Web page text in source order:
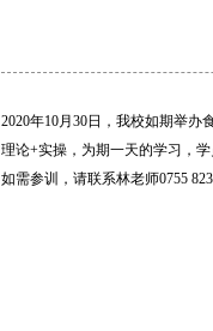
2020年10月30日，我校如期举办
理论+实操，为期一天的学习，
如需参训，请联系林老师0755